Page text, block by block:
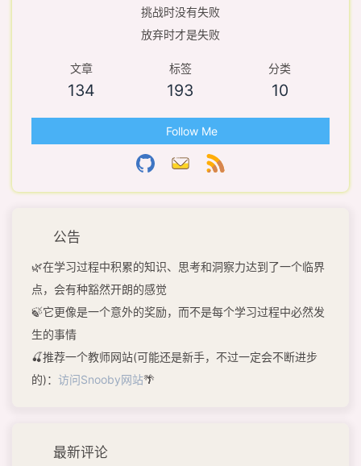
挑战时没有失败
放弃时才是失败
文章
134
标签
193
分类
10
Follow Me
公告
🌿在学习过程中积累的知识、思考和洞察力达到了一个临界
点，会有种豁然开朗的感觉
🍃它更像是一个意外的奖励，而不是每个学习过程中必然发
生的事情
🍒推荐一个教师网站(可能还是新手，不过一定会不断进步
的)： 访问Snooby网站🌴
最新评论